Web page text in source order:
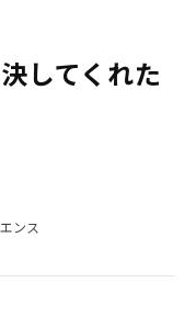
してくれた
ンス